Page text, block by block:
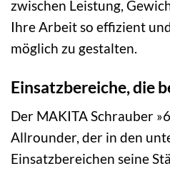
zwischen Leistung,
Ihre Arbeit so effizient
möglich zu gestalten.
Einsatzbereiche, die
Der MAKITA Schrauber
Allrounder, der in den
Einsatzbereichen seine